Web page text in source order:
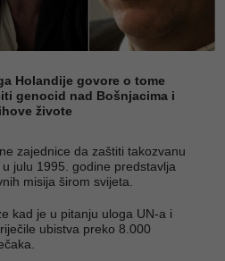
Holandije govore o tome
genocid nad Bošnjacima i
živote
zajednice da zaštiti takozvanu
julu 1995. godine predstavlja
misija širom svijeta.
kad je u pitanju uloga UN-a i
ubistva preko 8.000